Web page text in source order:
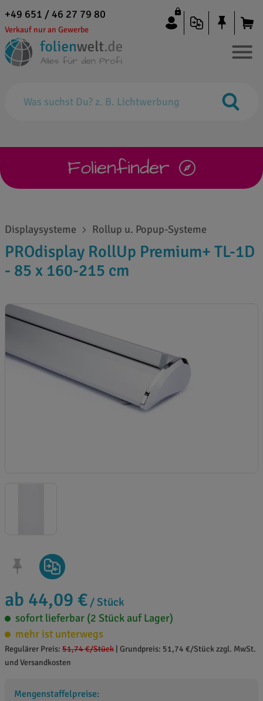
+49 651 / 46 27 79 80
Verkauf nur an Gewerbe
Folienfinder
Displaysysteme Rollup u. Popup-Systeme
PROdisplay RollUp Premium+ TL-1D
- 85 x 160-215 cm
ab 44,09 € / Stück
sofort lieferbar (2 Stück auf Lager)
mehr ist unterwegs
Regulärer Preis: 51,74 €/Stück Grundpreis: 51,74 €/Stück zzgl. MwSt.
und Versandkosten
Mengenstaffelpreise: